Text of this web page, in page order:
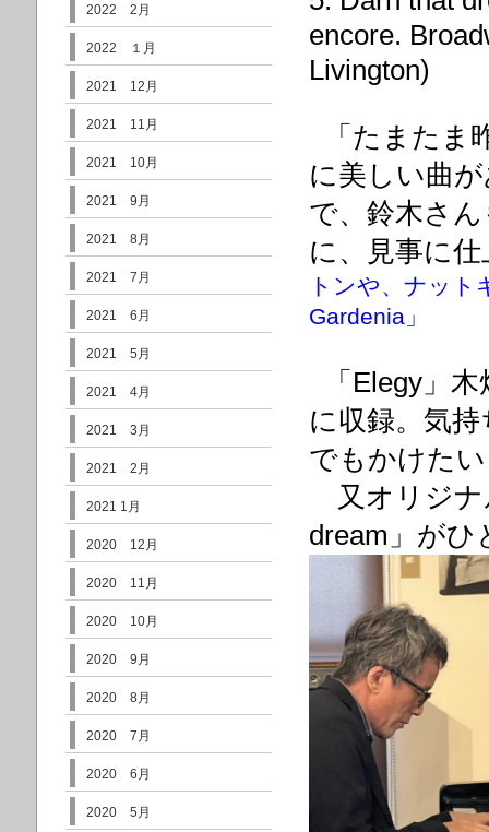
encore.
Livington)
「たまたま
に美しい曲
で、鈴木さ
に、見事に
トンや、ナット
Gardenia」
「Elegy」
に収録。気
でもかけた
又オリジナ
dream」がひ
2022 2月
2022 １月
2021 12月
2021 11月
2021 10月
2021 9月
2021 8月
2021 7月
2021 6月
2021 5月
2021 4月
2021 3月
2021 2月
2021 1月
2020 12月
2020 11月
2020 10月
2020 9月
2020 8月
2020 7月
2020 6月
2020 5月